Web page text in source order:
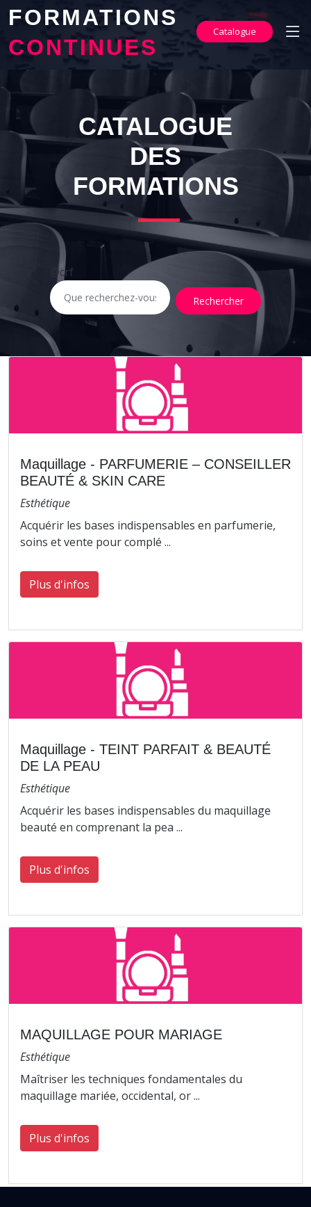
FORMATIONS
CONTINUES
Catalogue
CATALOGUE
DES
FORMATIONS
@crf
Rechercher
Maquillage - PARFUMERIE – CONSEILLER
BEAUTÉ & SKIN CARE
Esthétique
Acquérir les bases indispensables en parfumerie,
soins et vente pour complé ...
Plus d'infos
Maquillage - TEINT PARFAIT & BEAUTÉ
DE LA PEAU
Esthétique
Acquérir les bases indispensables du maquillage
beauté en comprenant la pea ...
Plus d'infos
MAQUILLAGE POUR MARIAGE
Esthétique
Maîtriser les techniques fondamentales du
maquillage mariée, occidental, or ...
Plus d'infos